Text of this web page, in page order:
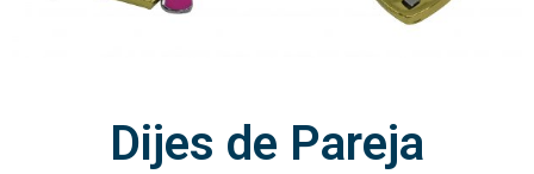
Dijes de Pareja